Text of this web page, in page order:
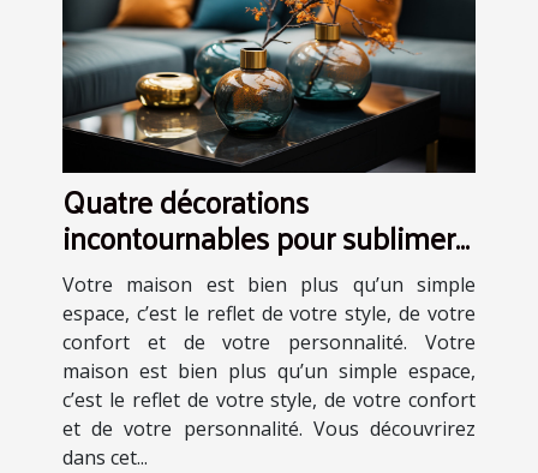
Quatre décorations
incontournables pour sublimer
votre maison
Votre maison est bien plus qu’un simple
espace, c’est le reflet de votre style, de votre
confort et de votre personnalité. Votre
maison est bien plus qu’un simple espace,
c’est le reflet de votre style, de votre confort
et de votre personnalité. Vous découvrirez
dans cet...